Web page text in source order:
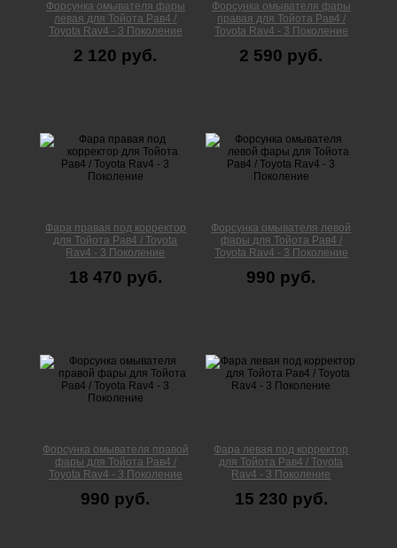
Форсунка омывателя фары
левая для Тойота Рав4 /
Toyota Rav4 - 3 Поколение
2 120 руб.
Форсунка омывателя фары
правая для Тойота Рав4 /
Toyota Rav4 - 3 Поколение
2 590 руб.
Фара правая под корректор
для Тойота Рав4 / Toyota
Rav4 - 3 Поколение
18 470 руб.
Форсунка омывателя левой
фары для Тойота Рав4 /
Toyota Rav4 - 3 Поколение
990 руб.
Форсунка омывателя правой
фары для Тойота Рав4 /
Toyota Rav4 - 3 Поколение
990 руб.
Фара левая под корректор
для Тойота Рав4 / Toyota
Rav4 - 3 Поколение
15 230 руб.